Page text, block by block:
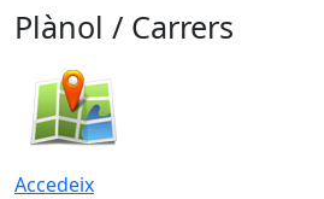
Plànol / Carrers
Accedeix